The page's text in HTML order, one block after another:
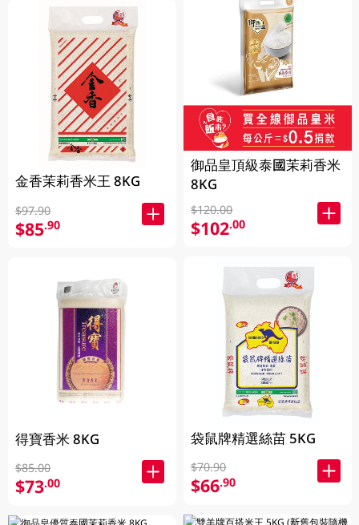
金香茉莉香米王 8KG
$97.90
$85.90
得寶香米 8KG
$85.00
$73.00
御品皇頂級泰國茉莉香米
8KG
$120.00
$102.00
袋鼠牌精選絲苗 5KG
$70.90
$66.90